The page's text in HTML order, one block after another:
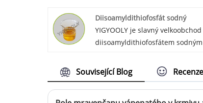
kvalitu, nízkou cenu.
Diisoamyldithiofosfát sodný
YIGYOOLY je slavný velkoobchod
diisoamyldithiofosfátem
stabilitou a vysokou kvalitou získal
YIGYOOLY diethyldithiofosfát
dobré uznání a chválu od
Související Blog Recenze